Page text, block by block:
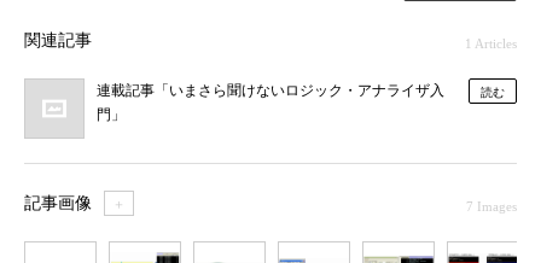
関連記事 1 Articles
連載記事「いまさら聞けないロジック・アナライザ入
門」
読む
記事画像 ＋ 7 Images